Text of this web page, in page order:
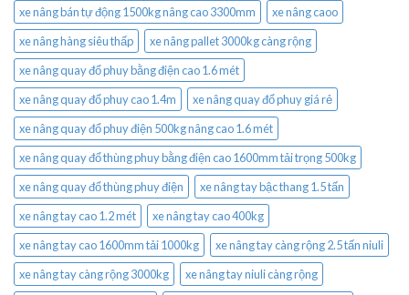
xe nâng bán tự động 1500kg nâng cao 3300mm
xe nâng caoo
xe nâng hàng siêu thấp
xe nâng pallet 3000kg càng rộng
xe nâng quay đổ phuy bằng điện cao 1.6 mét
xe nâng quay đổ phuy cao 1.4m
xe nâng quay đổ phuy giá rẻ
xe nâng quay đổ phuy điện 500kg nâng cao 1.6 mét
xe nâng quay đổ thùng phuy bằng điện cao 1600mm tải trọng 500kg
xe nâng quay đổ thùng phuy điện
xe nâng tay bậc thang 1.5 tấn
xe nâng tay cao 1.2 mét
xe nâng tay cao 400kg
xe nâng tay cao 1600mm tải 1000kg
xe nâng tay càng rộng 2.5 tấn niuli
xe nâng tay càng rộng 3000kg
xe nâng tay niuli càng rộng